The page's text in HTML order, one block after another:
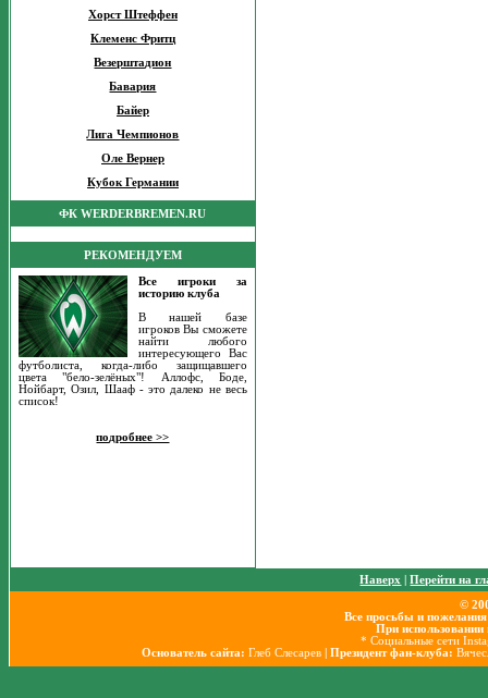
Хорст Штеффен
Клеменс Фритц
Везерштадион
Бавария
Байер
Лига Чемпионов
Оле Вернер
Кубок Германии
ФК WERDERBREMEN.RU
РЕКОМЕНДУЕМ
Все игроки за
историю клуба
В нашей базе
игроков Вы сможете
найти любого
интересующего Вас
футболиста, когда-либо защищавшего
цвета "бело-зелёных"! Аллофс, Боде,
Нойбарт, Озил, Шааф - это далеко не весь
список!
подробнее >>
Наверх |Перейти на
©
Все просьбы и
При использовании
* Социальные сети
Основатель сайта: Глеб Слесарев | Президент фан-клуба: